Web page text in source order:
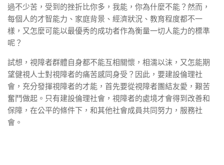
過不少苦，受到的挫折比你多，我能，你為什麼不能？然而，
每個人的才智能力、家庭背景、經濟狀況、教育程度都不一
樣，又怎麼可能以最優秀的成功者作為衡量一切人能力的標準
呢？
試想，視障者群體自身都不能互相關懷，相濡以沫，又怎能期
望健視人士對視障者的痛苦感同身受？因此，要建設倫理社
會，充分發揮視障者的才能，首先要從視障者團結友愛，艱苦
奮鬥做起。只有建設倫理社會，視障者的處境才會得到改善和
保障，在公平的條件下，和其他社會成員共同努力，服務社
會。